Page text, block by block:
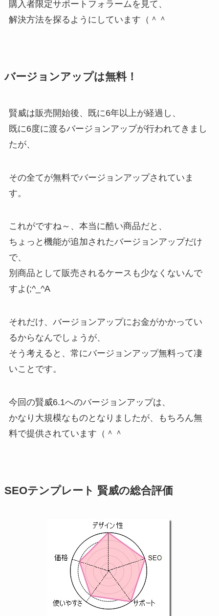
購入者限定サポートフォラームを見て、
解決方法を探るようにしています（＾＾
バージョンアップは無料！
賢威は販売開始後、既に6年以上が経過し、
既に6度に渡るバージョンアップが行われてきまし
たが、
その全てが無料でバージョンアップされていま
す。
これがですね～、本当に酷い商品だと、
ちょっと機能が追加されたバージョンアップだけ
で、
別商品として販売されるケースも少なくないんで
すよ(;^_^A
それだけ、バージョンアップにお金がかかってい
るからなんでしょうが、
そう考えると、常にバージョンアップ無料って凄
いことです。
今回の賢威6.1へのバージョンアップは、
かなり大規模なものとなりましたが、もちろん無
料で提供されています（＾＾
SEOテンプレート 賢威の総合評価